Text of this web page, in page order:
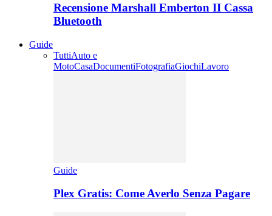
Recensione Marshall Emberton II Cassa
Bluetooth
Guide
TuttiAuto e
MotoCasaDocumentiFotografiaGiochiLavoro
Guide
Plex Gratis: Come Averlo Senza Pagare